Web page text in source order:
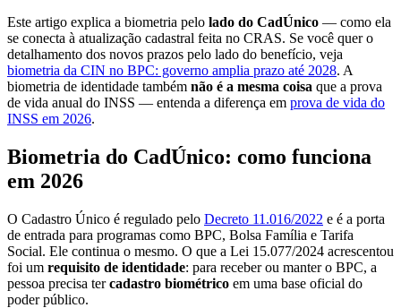
Este artigo explica a biometria pelo lado do CadÚnico — como ela
se conecta à atualização cadastral feita no CRAS. Se você quer o
detalhamento dos novos prazos pelo lado do benefício, veja
biometria da CIN no BPC: governo amplia prazo até 2028. A
biometria de identidade também não é a mesma coisa que a prova
de vida anual do INSS — entenda a diferença em prova de vida do
INSS em 2026.
Biometria do CadÚnico: como funciona
em 2026
O Cadastro Único é regulado pelo Decreto 11.016/2022 e é a porta
de entrada para programas como BPC, Bolsa Família e Tarifa
Social. Ele continua o mesmo. O que a Lei 15.077/2024 acrescentou
foi um requisito de identidade: para receber ou manter o BPC, a
pessoa precisa ter cadastro biométrico em uma base oficial do
poder público.